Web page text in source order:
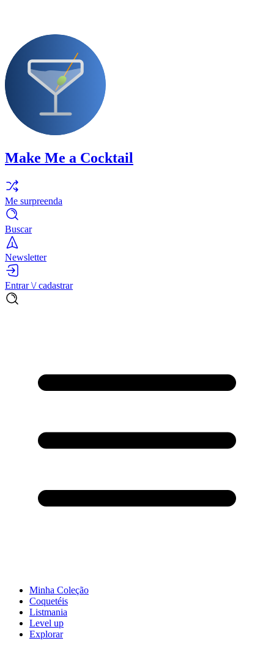
Make Me a Cocktail
Me surpreenda
Buscar
Newsletter
Entrar \/ cadastrar
Minha Coleção
Coquetéis
Listmania
Level up
Explorar